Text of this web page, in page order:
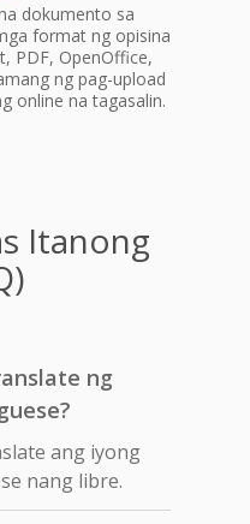
dokumento sa
format ng opisina
PDF, OpenOffice,
ng pag-upload
online na tagasalin.
Itanong
ng
ang iyong
nang libre.